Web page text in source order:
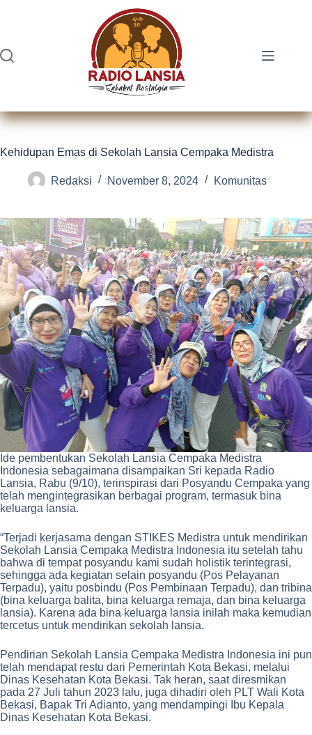
Kehidupan Emas di Sekolah Lansia Cempaka Medistra
Redaksi November 8, 2024 Komunitas
Ide pembentukan Sekolah Lansia Cempaka Medistra
Indonesia sebagaimana disampaikan Sri kepada Radio
Lansia, Rabu (9/10), terinspirasi dari Posyandu Cempaka yang
telah mengintegrasikan berbagai program, termasuk bina
keluarga lansia.
“Terjadi kerjasama dengan STIKES Medistra untuk mendirikan
Sekolah Lansia Cempaka Medistra Indonesia itu setelah tahu
bahwa di tempat posyandu kami sudah holistik terintegrasi,
sehingga ada kegiatan selain posyandu (Pos Pelayanan
Terpadu), yaitu posbindu (Pos Pembinaan Terpadu), dan tribina
(bina keluarga balita, bina keluarga remaja, dan bina keluarga
lansia). Karena ada bina keluarga lansia inilah maka kemudian
tercetus untuk mendirikan sekolah lansia.
Pendirian Sekolah Lansia Cempaka Medistra Indonesia ini pun
telah mendapat restu dari Pemerintah Kota Bekasi, melalui
Dinas Kesehatan Kota Bekasi. Tak heran, saat diresmikan
pada 27 Juli tahun 2023 lalu, juga dihadiri oleh PLT Wali Kota
Bekasi, Bapak Tri Adianto, yang mendampingi Ibu Kepala
Dinas Kesehatan Kota Bekasi.